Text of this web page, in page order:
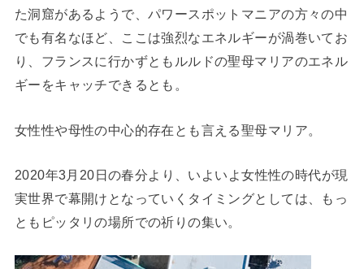
た洞窟があるようで、パワースポットマニアの方々の中
でも有名なほど、ここは強烈なエネルギーが渦巻いてお
り、フランスに行かずともルルドの聖母マリアのエネル
ギーをキャッチできるとも。
女性性や母性の中心的存在とも言える聖母マリア。
2020年3月20日の春分より、いよいよ女性性の時代が現
実世界で幕開けとなっていくタイミングとしては、もっ
ともピッタリの場所での祈りの集い。